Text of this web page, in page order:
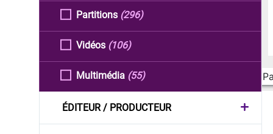
Partitions (296)
Vidéos (106)
Multimédia (55)
ÉDITEUR / PRODUCTEUR